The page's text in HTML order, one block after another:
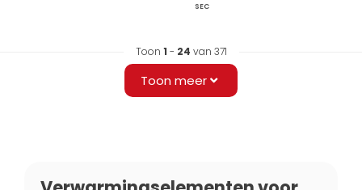
SEC
Toon 1 - 24 van 371
Toon meer